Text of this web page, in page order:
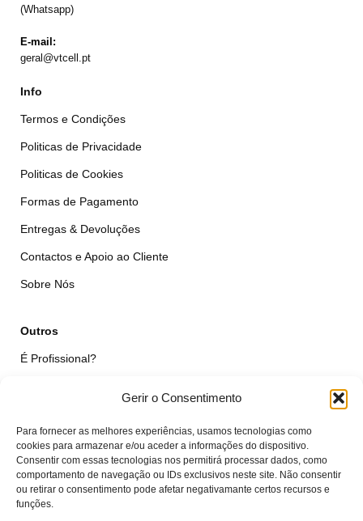
Gerir o Consentimento
Para fornecer as melhores experiências, usamos tecnologias como
cookies para armazenar e/ou aceder a informações do dispositivo.
Consentir com essas tecnologias nos permitirá processar dados, como
comportamento de navegação ou IDs exclusivos neste site. Não consentir
ou retirar o consentimento pode afetar negativamante certos recursos e
funções.
(Whatsapp)
E-mail:
geral@vtcell.pt
Info
Termos e Condições
Politicas de Privacidade
Politicas de Cookies
Formas de Pagamento
Entregas & Devoluções
Contactos e Apoio ao Cliente
Sobre Nós
Outros
É Profissional?
Qualidade das Peças
Minha Conta